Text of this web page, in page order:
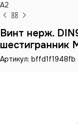
А2
Винт нерж.
шестигранник
Артикул: bffd1f1948fb